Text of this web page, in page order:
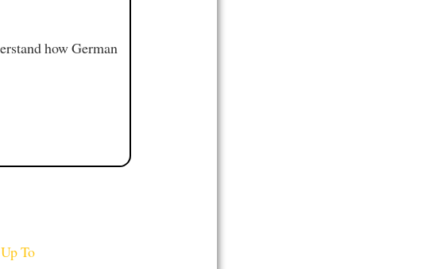
how German
To